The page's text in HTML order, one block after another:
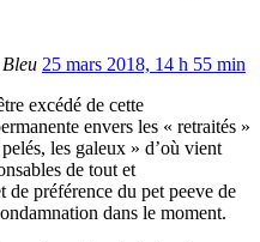
25 mars 2018, 14 h 55 min
excédé de cette
envers les « retraités »
les galeux » d’où vient
de tout et
de préférence du pet peeve de
dans le moment.